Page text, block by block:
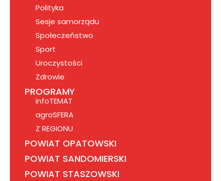
Polityka
Sesje samorządu
Społeczeństwo
Sport
Uroczystości
Zdrowie
PROGRAMY
infoTEMAT
agroSFERA
Z REGIONU
POWIAT OPATOWSKI
POWIAT SANDOMIERSKI
POWIAT STASZOWSKI